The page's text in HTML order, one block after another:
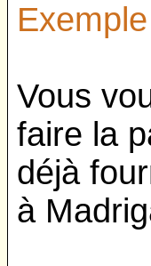
Vous
faire la
déjà
à